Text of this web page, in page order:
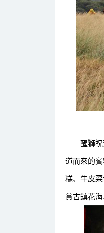
醒獅祝賀
道而來的
糕、牛皮
賞古鎮花